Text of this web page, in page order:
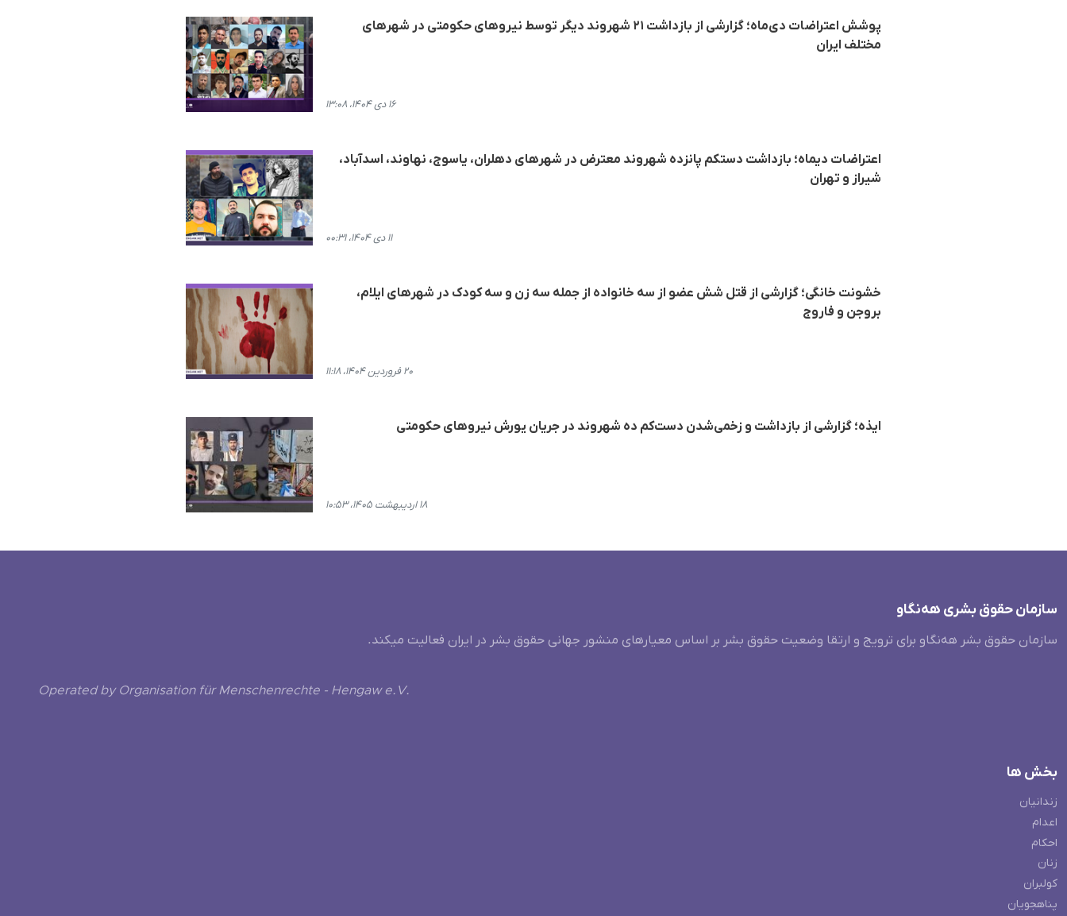
پوشش اعتراضات دی‌ماه؛ گزارشی از بازداشت ۲۱ شهروند دیگر توسط نیروهای حکومتی در شهرهای
مختلف ایران
۱۶ دی ۱۴۰۴، ۱۳:۰۸
اعتراضات دیماه؛ بازداشت دستکم پانزده شهروند معترض در شهرهای دهلران، یاسوج، نهاوند، اسدآباد،
شیراز و تهران
۱۱ دی ۱۴۰۴، ۰۰:۳۱
خشونت خانگی؛ گزارشی از قتل شش عضو از سە خانوادە از جملە سە زن و سە کودک در شهرهای ایلام،
بروجن و فاروج
۲۰ فروردین ۱۴۰۴، ۱۱:۱۸
ایذه؛ گزارشی از بازداشت و زخمی‌شدن دست‌کم ده شهروند در جریان یورش نیروهای حکومتی
۱۸ اردیبهشت ۱۴۰۵، ۱۰:۵۳
سازمان حقوق بشری هەنگاو
سازمان حقوق بشر هه‌نگاو برای ترویج و ارتقا وضعیت حقوق بشر بر اساس معیارهای منشور جهانی حقوق بشر در ایران فعالیت میکند.
Operated by Organisation für Menschenrechte - Hengaw e.V.
بخش ها
زندانیان
اعدام
احکام
زنان
کولبران
پناهجویان